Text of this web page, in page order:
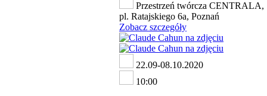
Przestrzeń twórcza CENTRALA,
pl. Ratajskiego 6a, Poznań
Zobacz szczegóły
22.09-08.10.2020
10:00